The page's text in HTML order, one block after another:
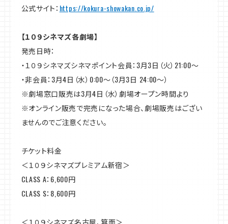
公式サイト： https://kokura-showakan.co.jp/
【１０９シネマズ各劇場】
発売日時：
・１０９シネマズシネマポイント会員：3月3日（火）21:00～
・非会員：3月4日（水）0:00～（3月3日 24:00～）
※劇場窓口販売は3月4日（水）劇場オープン時間より
※オンライン販売で完売になった場合、劇場販売はござい
ませんのでご注意ください。
チケット料金
＜１０９シネマズプレミアム新宿＞
CLASS A：6,600円
CLASS S：8,600円